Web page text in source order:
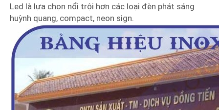
Led là lựa chọn nổi trội hơn các loại đèn phát sáng
huỳnh quang, compact, neon sign.